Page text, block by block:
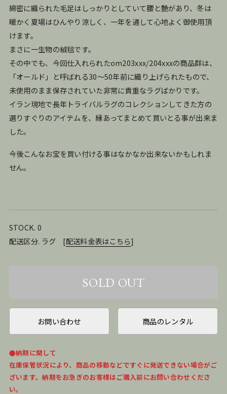
綿密に織られた毛足はしっかりとしていて腰と艶があり、冬は
暖かく夏場はひんやり涼しく、一年を通して心地よく御使用頂
けます。
まさに一生物の絨毯です。
その中でも、今回仕入れられたom203xxx/204xxxの商品群は、
「オールド」と呼ばれる30〜50年前に織り上げられたもので、
未使用のまま保存されていた非常に貴重なラグばかりです。
イラン現地で長年トライバルラグのコレクションしてきた方の
選りすぐりのアイテムを、縁あってまとめて買いとる事が出来ま
した。
今後こんなお宝を買い付ける事はなかなか出来ないかもしれま
せん。
STOCK. 0
配送区分. ラグ [配送料金表はこちら]
お問い合わせ 商品のレンタル
●納期に関して
在庫保管状況により、商品の移動などですぐに発送できない場合がご
ざいます。納期をお急ぎのお客様はご購入前にお問い合わせくださ
い。